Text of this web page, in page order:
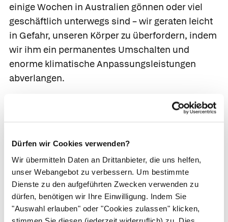
Dürfen wir Cookies verwenden?
Wir übermitteln Daten an Drittanbieter, die uns helfen,
unser Webangebot zu verbessern. Um bestimmte
Dienste zu den aufgeführten Zwecken verwenden zu
dürfen, benötigen wir Ihre Einwilligung. Indem Sie
"Auswahl erlauben" oder "Cookies zulassen" klicken,
einige Wochen in Australien gönnen oder viel
geschäftlich unterwegs sind – wir geraten leicht
in Gefahr, unseren Körper zu überfordern, indem
wir ihm ein permanentes Umschalten und
enorme klimatische Anpassungsleistungen
abverlangen.
Überblick über besondere
Reiseziele und was man
beachten sollte:
Reisen in tropisches Klima
Bergsteigen
Reisen mit dem Rucksack
Reisen in die Kälte